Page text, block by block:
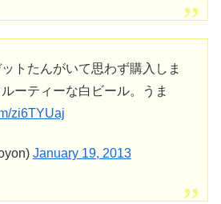
トたんがいて思わず購入しま
ーティーな白ビール。うま
zi6TYUaj
January 19, 2013